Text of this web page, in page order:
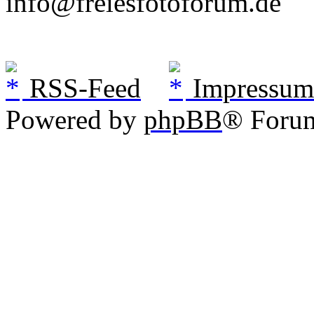
RSS-Feed
Impressum
Powered by phpBB®